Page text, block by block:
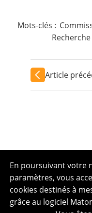
Mots-clés :
Recherche
Article
En poursuivant votre
paramètres, vous
cookies destinés à
grâce au logiciel